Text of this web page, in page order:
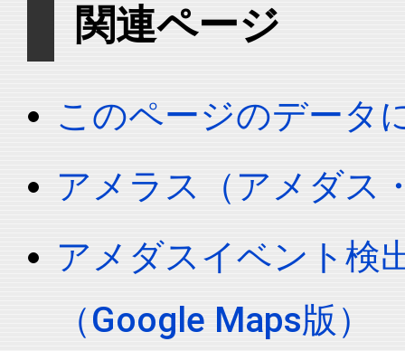
関連ページ
このページのデータ
アメラス（アメダス
アメダスイベント検
（Google Maps版）